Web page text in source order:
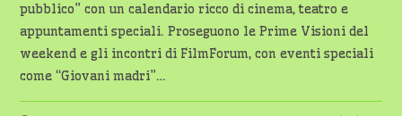
pubblico” con un calendario ricco di cinema, teatro e
appuntamenti speciali. Proseguono le Prime Visioni del
weekend e gli incontri di FilmForum, con eventi speciali
come “Giovani madri”…